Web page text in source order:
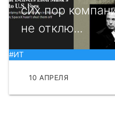
сих пор
не отклю...
#ИТ
10 АПРЕЛЯ